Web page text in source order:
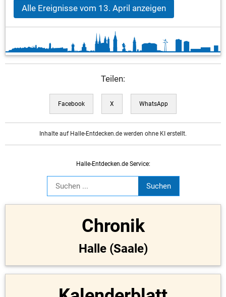
Alle Ereignisse vom 13. April anzeigen
Teilen:
Facebook X WhatsApp
Inhalte auf Halle-Entdecken.de werden ohne KI erstellt.
Halle-Entdecken.de Service:
Chronik
Halle (Saale)